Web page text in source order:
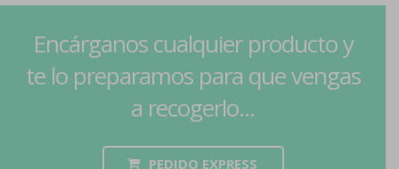
Encárganos cualquier producto y
te lo preparamos para que vengas
a recogerlo...
PEDIDO EXPRESS